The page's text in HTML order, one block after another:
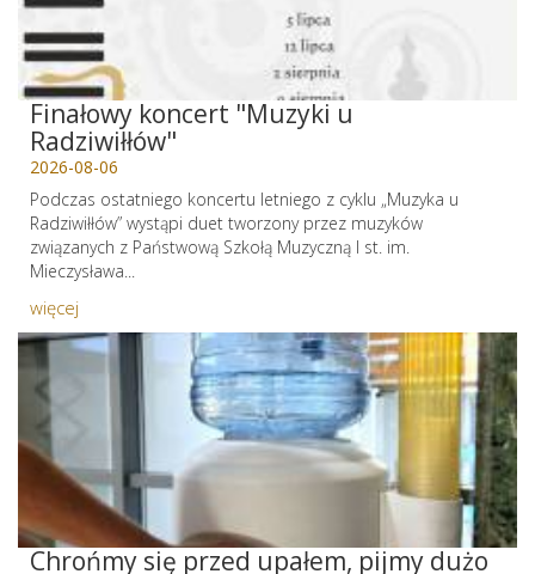
Finałowy koncert "Muzyki u
Radziwiłłów"
2026-08-06
Podczas ostatniego koncertu letniego z cyklu „Muzyka u
Radziwiłłów” wystąpi duet tworzony przez muzyków
związanych z Państwową Szkołą Muzyczną I st. im.
Mieczysława...
więcej
Chrońmy się przed upałem, pijmy dużo